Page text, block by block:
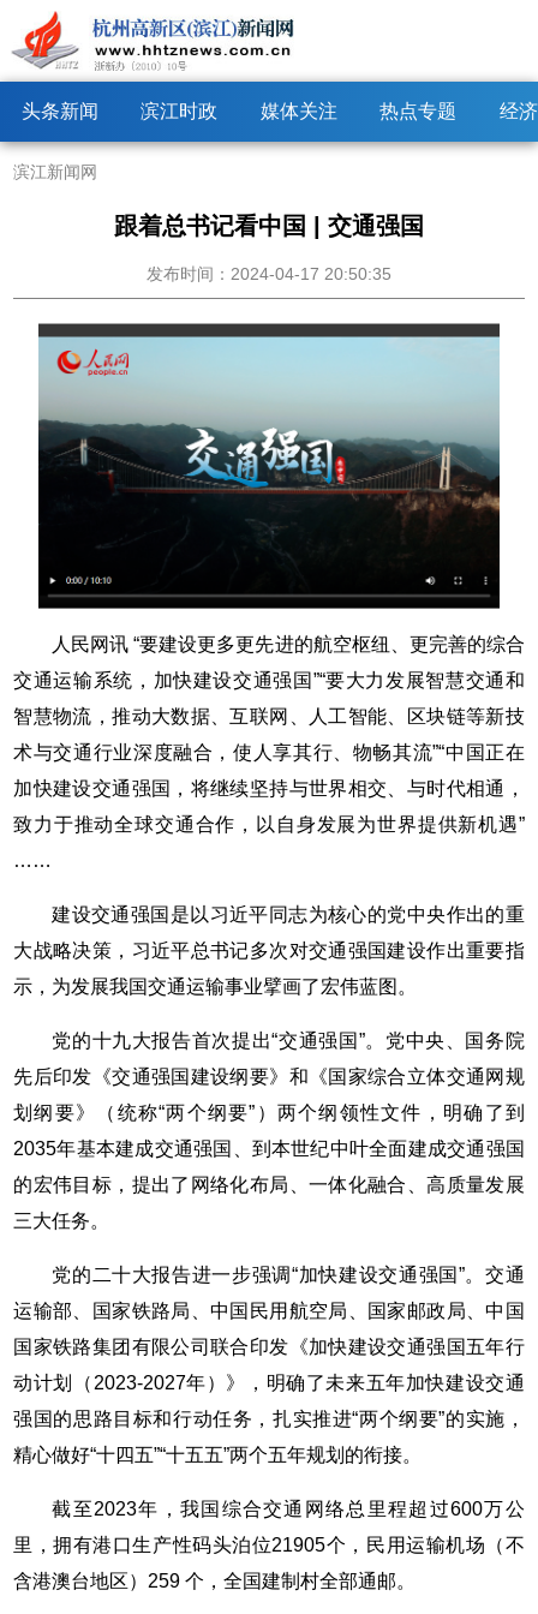
头条新闻 滨江时政 媒体关注 热点专题 经
滨江新闻网
跟着总书记看中国 | 交通强国
发布时间：2024-04-17 20:50:35
人民网讯 “要建设更多更先进的航空枢纽、更完善的综合
交通运输系统，加快建设交通强国”“要大力发展智慧交通和
智慧物流，推动大数据、互联网、人工智能、区块链等新技
术与交通行业深度融合，使人享其行、物畅其流”“中国正在
加快建设交通强国，将继续坚持与世界相交、与时代相通，
致力于推动全球交通合作，以自身发展为世界提供新机遇”
……
建设交通强国是以习近平同志为核心的党中央作出的重
大战略决策，习近平总书记多次对交通强国建设作出重要指
示，为发展我国交通运输事业擘画了宏伟蓝图。
党的十九大报告首次提出“交通强国”。党中央、国务院
先后印发《交通强国建设纲要》和《国家综合立体交通网规
划纲要》（统称“两个纲要”）两个纲领性文件，明确了到
2035年基本建成交通强国、到本世纪中叶全面建成交通强国
的宏伟目标，提出了网络化布局、一体化融合、高质量发展
三大任务。
党的二十大报告进一步强调“加快建设交通强国”。交通
运输部、国家铁路局、中国民用航空局、国家邮政局、中国
国家铁路集团有限公司联合印发《加快建设交通强国五年行
动计划（2023-2027年）》，明确了未来五年加快建设交通
强国的思路目标和行动任务，扎实推进“两个纲要”的实施，
精心做好“十四五”“十五五”两个五年规划的衔接。
截至2023年，我国综合交通网络总里程超过600万公
里，拥有港口生产性码头泊位21905个，民用运输机场（不
含港澳台地区）259 个，全国建制村全部通邮。